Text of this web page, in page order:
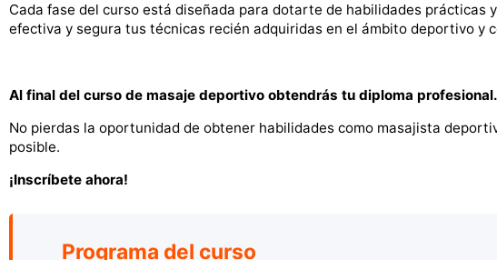
Cada fase del curso está diseñada para dotarte de habilidades prácticas
efectiva y segura tus técnicas recién adquiridas en el ámbito deportivo y
Al final del curso de masaje deportivo obtendrás tu diploma profesional.
No pierdas la oportunidad de obtener habilidades como masajista
posible.
¡Inscríbete ahora!
Programa del curso